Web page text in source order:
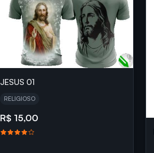
JESUS 01
RELIGIOSO
R$ 15,00